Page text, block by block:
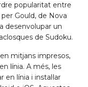
popularitat entre
Gould, de Nova
desenvolupar un
de Sudoku.
mitjans impresos,
línia. A més, les
línia i instal·lar